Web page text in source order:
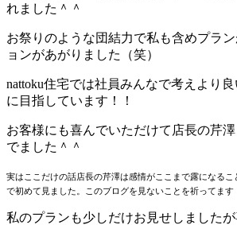
れました＾＾
お祭りのような団結力で私も含めプラ
ョンがあがりました（笑）
nattoku住宅では社員みんなで考えより
に目指しています！！
お客様にも喜んでいただけて店長の芹
でました＾＾
実はここだけの話店長の芹澤は感情がここまで露になるこ
で初めて見ました。このブログを見ないことを祈ってます
私のプランも少しだけお見せしました